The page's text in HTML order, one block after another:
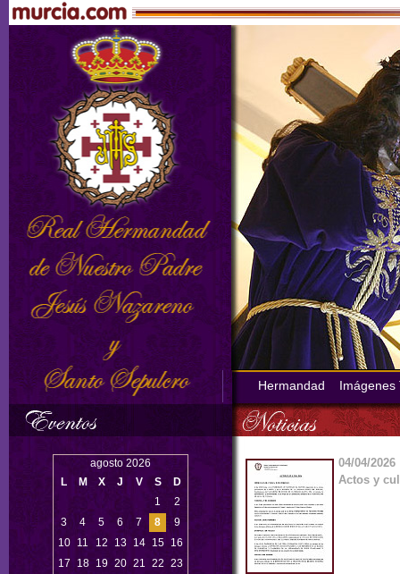
Hermandad Imágenes
agosto 2026
L
M X J V S
D
1
2
3
4 5 6 7 8
9
10
11 12 13 14 15
16
17 18 19 20 21 22 23
04/04/2026
Actos y